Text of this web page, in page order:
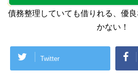
債務整理していても借りれる、優
かない！
Twitter